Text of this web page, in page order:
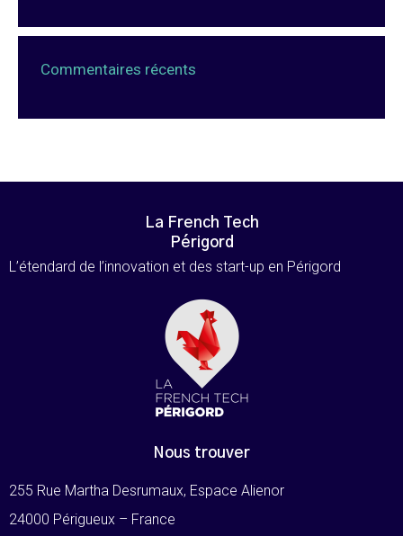
Commentaires récents
La French Tech
Périgord
L’étendard de l’innovation et des start-up en Périgord
Nous trouver
255 Rue Martha Desrumaux, Espace Alienor
24000 Périgueux – France